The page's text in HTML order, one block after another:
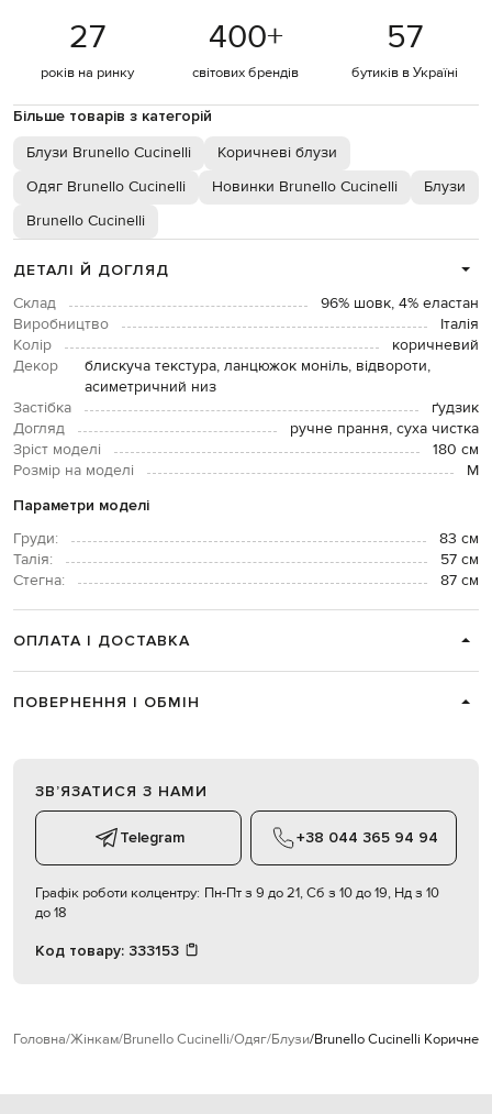
27
років на ринку
400+
світових брендів
57
бутиків в Україні
Більше товарів з категорій
Блузи Brunello Cucinelli
Коричневі блузи
Одяг Brunello Cucinelli
Новинки Brunello Cucinelli
Блузи
Brunello Cucinelli
ДЕТАЛІ Й ДОГЛЯД
Склад
96% шовк, 4% еластан
Виробництво
Італія
Колір
коричневий
Декор
блискуча текстура, ланцюжок моніль, відвороти,
асиметричний низ
Застібка
ґудзик
Догляд
ручне прання, суха чистка
Зріст моделі
180 см
Розмір на моделі
M
Параметри моделі
Груди:
83 см
Талія:
57 см
Стегна:
87 см
ОПЛАТА І ДОСТАВКА
ПОВЕРНЕННЯ І ОБМІН
ЗВʼЯЗАТИСЯ З НАМИ
Telegram +38 044 365 94 94
Графік роботи колцентру: Пн-Пт з 9 до 21, Сб з 10 до 19, Нд з 10
до 18
Код товару: 333153
Головна Жінкам Brunello Cucinelli Одяг Блузи Brunello Cucinelli